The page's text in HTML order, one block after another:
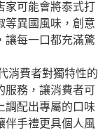
家可能會將泰式打
等異國風味，創意
讓每一口都充滿驚
消費者對獨特性的
服務，讓消費者可
調配出專屬的口味
伴手禮更具個人風